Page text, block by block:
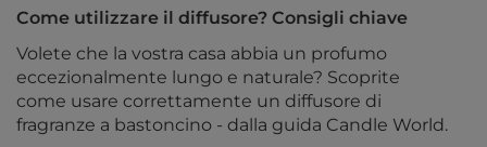
Come utilizzare il diffusore? Consigli chiave
Volete che la vostra casa abbia un profumo
eccezionalmente lungo e naturale? Scoprite
come usare correttamente un diffusore di
fragranze a bastoncino - dalla guida Candle World.